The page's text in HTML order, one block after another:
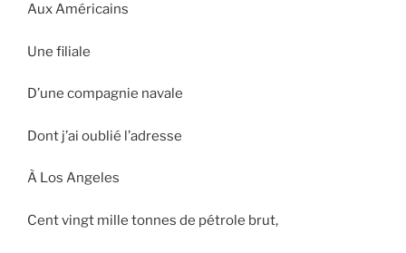
Aux Américains
Une filiale
D’une compagnie navale
Dont j’ai oublié l’adresse
À Los Angeles
Cent vingt mille tonnes de pétrole brut,